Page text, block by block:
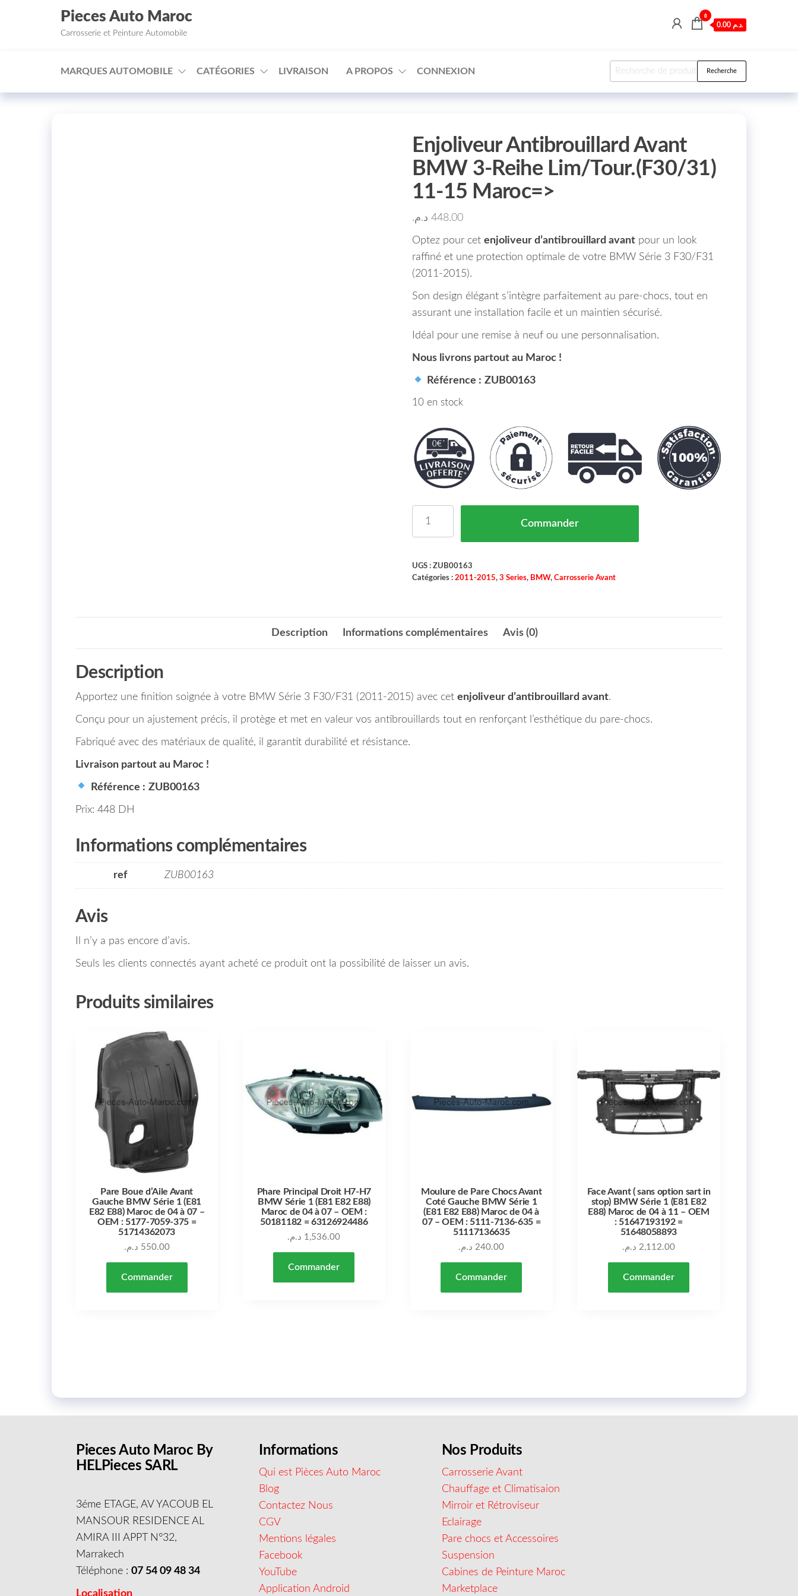
□
Aller au contenu
Pieces Auto Maroc
Carrosserie et Peinture Automobile
0
0.00 د.م.
MARQUES AUTOMOBILE CATÉGORIES LIVRAISON A PROPOS CONNEXION Recherche pour : Recherche
Enjoliveur Antibrouillard Avant
BMW 3-Reihe Lim/Tour.(F30/31)
11-15 Maroc=>
448.00 د.م.
Optez pour cet enjoliveur d’antibrouillard avantpour un look
raffiné et une protection optimale de votre BMW Série 3 F30/F31
(2011-2015).
Son design élégant s’intègre parfaitement au pare-chocs, tout en
assurant une installation facile et un maintien sécurisé.
Idéal pour une remise à neuf ou une personnalisation.
Nous livrons partout au Maroc !
Référence : ZUB00163
10 en stock
Commander
UGS : ZUB00163
Catégories : 2011-2015, 3 Series, BMW, Carrosserie Avant
Description Informations complémentaires Avis (0)
Description
Apportez une finition soignée à votre BMW Série 3 F30/F31 (2011-2015) avec cet enjoliveur d’antibrouillard avant.
Conçu pour un ajustement précis, il protège et met en valeur vos antibrouillards tout en renforçant l’esthétique du pare-chocs.
Fabriqué avec des matériaux de qualité, il garantit durabilité et résistance.
Livraison partout au Maroc !
Référence : ZUB00163
Prix: 448 DH
Informations complémentaires
ref ZUB00163
Avis
Il n’y a pas encore d’avis.
Seuls les clients connectés ayant acheté ce produit ont la possibilité de laisser un avis.
Produits similaires
Pare Boue d’Aile Avant
Gauche BMW Série 1 (E81
E82 E88) Maroc de 04 à 07 –
OEM : 5177-7059-375 =
51714362073
550.00 د.م.
Commander
Phare Principal Droit H7-H7
BMW Série 1 (E81 E82 E88)
Maroc de 04 à 07 – OEM :
50181182 = 63126924486
1,536.00 د.م.
Commander
Moulure de Pare Chocs Avant
Coté Gauche BMW Série 1
(E81 E82 E88) Maroc de 04 à
07 – OEM : 5111-7136-635 =
51117136635
240.00 د.م.
Commander
Face Avant ( sans option sart in
stop) BMW Série 1 (E81 E82
E88) Maroc de 04 à 11 – OEM
: 51647193192 =
51648058893
2,112.00 د.م.
Commander
Pieces Auto Maroc By
HELPieces SARL
3éme ETAGE, AV YACOUB EL
MANSOUR RESIDENCE AL
AMIRA III APPT N°32,
Marrakech
Téléphone :07 54 09 48 34
Localisation
Informations
Qui est Pièces Auto Maroc
Blog
Contactez Nous
CGV
Mentions légales
Facebook
YouTube
Application Android
Nos Produits
Carrosserie Avant
Chauffage et Climatisaion
Mirroir et Rétroviseur
Eclairage
Pare chocs et Accessoires
Suspension
Cabines de Peinture Maroc
Marketplace